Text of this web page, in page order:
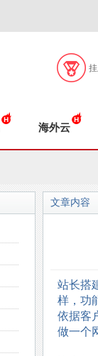
海外云
文章内容
站长搭
样，功
依据客
做一个